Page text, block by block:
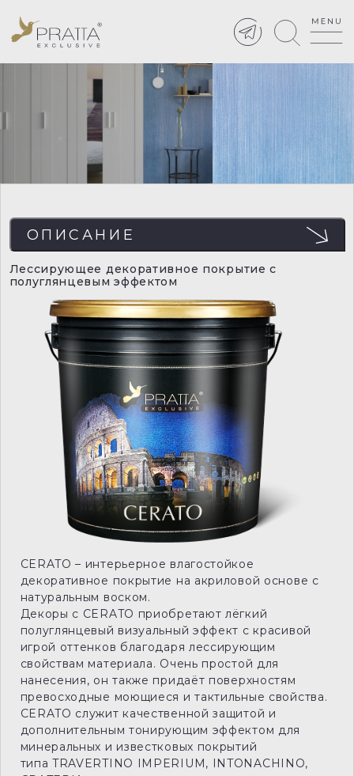
ОПИСАНИЕ
Лессирующее декоративное покрытие с
полуглянцевым эффектом
CERATO – интерьерное влагостойкое
декоративное покрытие на акриловой основе с
натуральным воском.
Декоры с CERATO приобретают лёгкий
полуглянцевый визуальный эффект с красивой
игрой оттенков благодаря лессирующим
свойствам материала. Очень простой для
нанесения, он также придаёт поверхностям
превосходные моющиеся и тактильные свойства.
CERATO служит качественной защитой и
дополнительным тонирующим эффектом для
минеральных и известковых покрытий
типа TRAVERTINO IMPERIUM, INTONACHINO,